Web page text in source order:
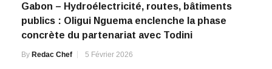
Gabon – Hydroélectricité, routes, bâtiments
publics : Oligui Nguema enclenche la phase
concrète du partenariat avec Todini
By Redac Chef 5 Février 2026